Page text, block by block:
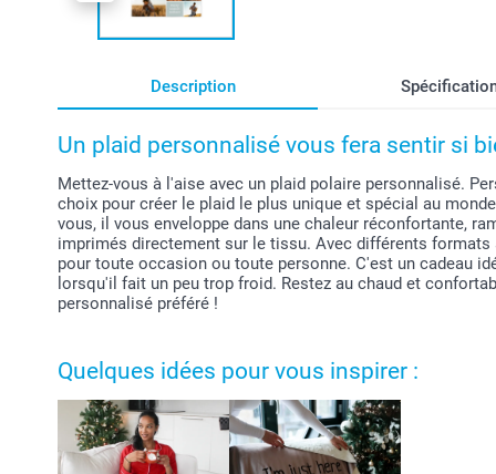
Description
Un plaid personnalisé vous fera sentir si
Mettez-vous à l'aise avec un plaid polaire personnalisé.
choix pour créer le plaid le plus unique et spécial au
vous, il vous enveloppe dans une chaleur réconfortante,
imprimés directement sur le tissu. Avec différents
pour toute occasion ou toute personne. C'est un cadeau
lorsqu'il fait un peu trop froid. Restez au chaud et
personnalisé préféré !
Quelques idées pour vous inspirer :